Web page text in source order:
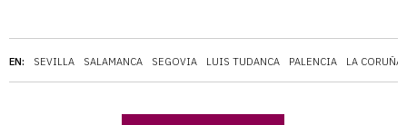
EN: SEVILLA SALAMANCA SEGOVIA LUIS TUDANCA PALENCIA LA CORUÑA